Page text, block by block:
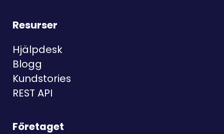
Resurser
Hjälpdesk
Blogg
Kundstories
REST API
Företaget